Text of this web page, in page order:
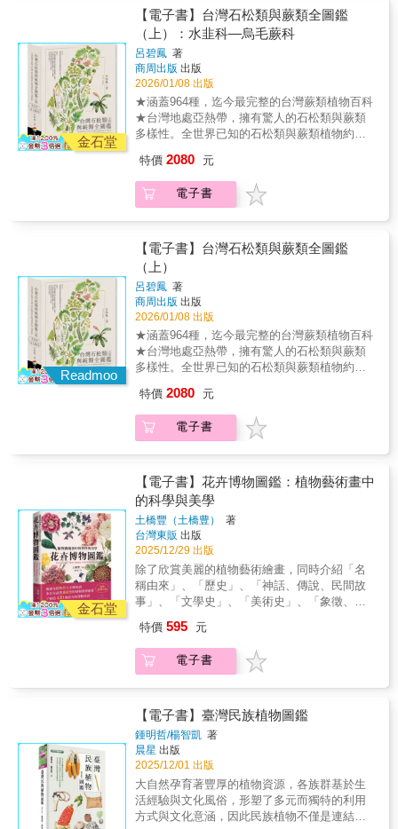
自己的影子擋住它們的陽光。──瑪麗．格里
賓、約翰．格里賓（Mary Gribbin, John
Gribbin），《花卉獵人》作者
書意義非凡的主題──生命即關係……這是一種
將生命視為共同體的概念，我們在其中可以找
到救贖。──《大西洋雜誌》作家 艾德．楊
（Ed Yong）哈思克這部有關生態研究的作品優
雅而細膩，其中描述了全球十二種樹木從古至
今的命運……讓我們得以進入生命共同體內
部，進行一趟精彩萬分的旅程。──《自然》期
刊《樹之歌》就像《森林祕境》一般，既是深
入的科學著述，也具有濃厚的抒情色彩與豐富
的想像力……哈思克意圖探索大自然萬物跨越
創更有智慧、更豐饒、更具適應力和創造力的
生命網絡。──英國《衛報》如果你想前往陌生
地域，深入了解一棵樹所能產生的影響，這本
（American Forests）從吉貝樹開始，我們透
過哈思克獨到的觀察，認識了世上各種迷人的
樹木……這是一部充滿智慧且具有說服力的作
品……它提醒我們萬物之間的連結，也讓我們
明白：我們可以藉著認識樹木──偉大的連結者
──所具有的智慧，了解自己以及我們在這個世
界的位置。──《明尼阿波利斯明星論壇報》
（The Minneapolis Star Tribune）哈思克有著
卡森（Rachel Carson）的《寂靜的春天》
（Silent Spring）和史蒂芬．傑伊．古爾德
（Stephen Jay Gould）的《壯麗的生命》
（Wonderful Life）一般，《樹之歌》的重要性
中各種錯綜複雜、互相關連的網絡、演化的縱
深與廣度，以及人類在這兩方面所產生的重大
影響。──《諾克斯維爾新聞前哨報》（The
Knoxville News Sentinel）大衛．喬治．哈思克
可能是當今最優秀的自然書寫作家。《樹之
歌》正是明證。此書引人入勝，充滿抒情意
味，而且蘊含了許多智慧，是一本不可錯過的
好書。──《落毒事件簿》作者 黛博拉．布魯姆
深具啟發性……哈思克在書中探究了萬物的連
結。他讓我們在認識樹木之餘，也了解了人
類。──《出版者週刊》哈思克在書中對枯樹分
解的過程、枝葉所發出的聲音，以及樹木萌芽
的方式，做了極其深刻的探討與思索……並以
的自然寫作。──《ALA書單》雜誌（ALA
Booklist）一本迷人的書，令人眼界大開……哈
思克明確傳達了一個很重要的訊息：我們是大
自然的一部分，我們和樹木共享這個環境，而
它們是我們生命中很重要的一部分。──《科克
斯書評》大衛．哈思克為聲音開啟了一個新的
面向，讓我們得以重新思考該如何看待人類存
發現它們的蹤跡，用汗水、用熱情記錄每一次
的相遇。世強的書寫，也是我們面對臺灣未來
生態環境的一面明鏡。—— 李松柏 《臺灣水
生植物圖鑑》作者與時間賽跑的溼地記錄者水
生植物是臺灣溼地生態的靈魂，卻也是最容易
被忽視的一群。面對棲地破碎化與外來種挑
戰，世強選擇了一條最艱辛的路：親身走入野
地，用鏡頭與時間賽跑。翻開這本書，每一張
野、細心觀察的結晶。許多植物在現今的環境
下這些極具價值的歷史紀錄。透過他引人入勝
的文字，彷彿能親臨現場，感受那份對自然的
深情告白。這份珍貴的生態記錄，提醒著我們
在美景消失前，學會如何愛護這些溼地上的綠
色瑰寶。—— 梁群健 幸福花園i手作 版主／臺
灣大學園藝暨景觀學系 博士為溼地刻劃的生命
曲線臺灣水生植物面臨棲地消失的嚴峻挑戰。
世強長年投入野外調查，透過反覆回訪同一地
點，詳實記錄植物與棲地隨時間的變化。本書
像是一部建立在長期觀察上的生命史，書中呈
現「上一次」與「這一次」的對照，讓讀者看
見池塘消失、水田轉作、棲地重現等動態過
生植物的時間軸，記錄著它們在環境變遷中的
真實處境。透過作者的文字與影像，我們得以
理解水生植物調查的實際樣貌，以及人與自然
丘站長
就出發！＝＝＝讚譽推薦＝＝＝歲月深耕—為
消逝的溼地留下見證天未亮便出發，沿著濕滑
的圳溝記錄植物分布，在霧氣瀰漫的河漫灘邊
逐一觀察……世強從最初的好奇逐漸發展為穩
定而持久的熱愛，他將這份熱情轉化為更具系
統性的研究能量。這本書集結了多年累積的豐
厚底蘊，一篇篇讀來，彷彿與他共同經歷了那
些跋山涉水的旅程，見證了這塊土地上水生植
物的美麗與哀愁。—— 曾彥學 農業部林業試驗
所 所長／中興大學森林學系 教授鐵漢柔情—如
水草般柔軟的心很難想像眼前這位外表粗獷的
男子，在對待水生植物、人與土地時卻有著一
顆像水草般柔軟而細膩的心。他用雙腳鍥而不
的相遇。世強的書寫，也是我們面對臺灣未來
生態環境的一面明鏡。—— 李松柏 《臺灣水
生植物圖鑑》作者與時間賽跑的溼地記錄者水
生植物是臺灣溼地生態的靈魂，卻也是最容易
被忽視的一群。面對棲地破碎化與外來種挑
戰，世強選擇了一條最艱辛的路：親身走入野
地，用鏡頭與時間賽跑。翻開這本書，每一張
驚艷的棲地照片背後，都是作者多年來深入荒
野、細心觀察的結晶。許多植物在現今的環境
中已難得一見，世強卻能以其專業的堅持，留
的文字，彷彿能親臨現場，感受那份對自然的
深情告白。這份珍貴的生態記錄，提醒著我們
在美景消失前，學會如何愛護這些溼地上的綠
灣大學園藝暨景觀學系 博士為溼地刻劃的生命
曲線臺灣水生植物面臨棲地消失的嚴峻挑戰。
世強長年投入野外調查，透過反覆回訪同一地
點，詳實記錄植物與棲地隨時間的變化。本書
像是一部建立在長期觀察上的生命史，書中呈
現「上一次」與「這一次」的對照，讓讀者看
見池塘消失、水田轉作、棲地重現等動態過
程。這些累積多年的野外筆記，拼湊出臺灣水
真實處境。透過作者的文字與影像，我們得以
理解水生植物調查的實際樣貌，以及人與自然
在時間中逐漸浮現的深刻連結。—— 趙建棣臺
行第九，因此在網路上以「九妹」自稱。小學
畢業後便離鄉至台北工作，直到多年後才再度
拾起書本，以半工半讀的方式完成空中商專的
學業。1996年，我因緣際會加入主婦聯盟自然
步道擔任綠人（解說員），並參與芝山岩文化
史跡公園的調查工作，那段時間是我初次接觸
蕨類。當時只是跟著前輩「看一種、學一
種」，並未系統性學習，即使已經認得200多種
來，那是一段既困難又有趣的歷程。或許是自
濡目染之下，培養出對植物的高度敏感，讓我
能很快進入狀況並持續累積知識。1997年，我
有幸成為陽明山國家公園的解說志工。10年
間，除了值勤，也和夥伴們在山林間學習、探
索，這段日子為往後的研究奠定了厚實基礎。
1999年自然步道協會成立，理事長林俶圭老師
開設了蕨類入門課程，我才真正認識到系統化
的學習方式。其後我擔任協會蕨類小組組長，
與大家一起出野外、辦讀書會，逐步建立起完
整的基礎概念。那時還沒有如今這般便利的圖
鑑與網路資源，所幸有郭城孟老師與其研究室
給予指導與協助，讓我養成「走過必留下名
錄」的習慣，也才有本書的分布圖。然而，我
的學習過程也遭遇不少瓶頸，一度萌生放棄之
念。2001年，我遇見了已故的牟善傑博士，改
變了這一切。他無私地協助鑑定標本，對於我
亦友的陪伴，重新點燃了我心中將熄的那把
火。牟博士英年早逝，我們之間僅有10餘年的
緣分，至今仍讓人惋惜。為了觀察特徵，我開
始採集蕨類羽片製作標本，最初僅供自己與讀
書會使用。一日偶然獲贈《台灣傑出的蕨類採
集者 王弼昭紀念集 (1953-1992)》，深受他對
蕨類的熱愛所感動。他在與其他老師的書信往
來中提到「標本是研究最重要的基礎」，殷切
期盼台灣蕨類研究能夠更上一層樓。這段文字
深深觸動了我，使我默默立下心願，想為台灣
存是一件耗時又耗力的事，放在家中難免受蟲
害。經牟博士分析與建議後，我決定將標本全
數捐贈予林業試驗所標本館典藏，也因此與林
儒雅的帶領下，研究室如同一個互助溫暖的大
家庭，是台灣近年蕨類研究蓬勃發展的重要力
量，培養了許多蕨類學者；因為有研究團隊的
協助和鼓勵，我才能一路走到今天。我以一個
業餘愛好者的角色，將30年來調查的1,400多條
步道名錄、記錄的物種資訊與拍攝的25萬張蕨
類影像整理於本書。全書採用PPG I後續修訂的
珍貴的資源。隨著開發壓力與園藝、藥用需求
擴大，不少具觀賞價值或藥效的種類正快速消
失。許多珍稀蕨類仍暴露在不受控制的風險
中，岌岌可危，亟需保育。作者以近30年的調
查、拍照及採集，進入深山老林，山巔水媚，
只為記錄台灣石松類與蕨類的傳奇寶庫，每一
幅影像、每一筆分布圖，新紀錄或新種的發
現，都訴說著數十年的軌跡。本書不僅是一本
植物圖鑑，更是一封寫給島嶼自然多樣性與生
態韌性的情書。【審訂】農業部林業試驗所前
學生命科學系名譽教授 王震哲《台灣原生蘭生
態觀察圖鑑》作者 余勝焜農業部林業試驗所所
長 曾彥學（依姓氏筆畫排序）【自序】我出生
行第九，因此在網路上以「九妹」自稱。小學
畢業後便離鄉至台北工作，直到多年後才再度
拾起書本，以半工半讀的方式完成空中商專的
學業。1996年，我因緣際會加入主婦聯盟自然
步道擔任綠人（解說員），並參與芝山岩文化
史跡公園的調查工作，那段時間是我初次接觸
蕨類。當時只是跟著前輩「看一種、學一
種」，並未系統性學習，即使已經認得200多種
來，那是一段既困難又有趣的歷程。或許是自
幼生長在四面環山的鄉間，植物無所不在，耳
濡目染之下，培養出對植物的高度敏感，讓我
能很快進入狀況並持續累積知識。1997年，我
有幸成為陽明山國家公園的解說志工。10年
間，除了值勤，也和夥伴們在山林間學習、探
索，這段日子為往後的研究奠定了厚實基礎。
1999年自然步道協會成立，理事長林俶圭老師
開設了蕨類入門課程，我才真正認識到系統化
的學習方式。其後我擔任協會蕨類小組組長，
與大家一起出野外、辦讀書會，逐步建立起完
整的基礎概念。那時還沒有如今這般便利的圖
鑑與網路資源，所幸有郭城孟老師與其研究室
給予指導與協助，讓我養成「走過必留下名
錄」的習慣，也才有本書的分布圖。然而，我
的學習過程也遭遇不少瓶頸，一度萌生放棄之
念。2001年，我遇見了已故的牟善傑博士，改
變了這一切。他無私地協助鑑定標本，對於我
亦友的陪伴，重新點燃了我心中將熄的那把
火。牟博士英年早逝，我們之間僅有10餘年的
緣分，至今仍讓人惋惜。為了觀察特徵，我開
始採集蕨類羽片製作標本，最初僅供自己與讀
書會使用。一日偶然獲贈《台灣傑出的蕨類採
集者 王弼昭紀念集 (1953-1992)》，深受他對
蕨類的熱愛所感動。他在與其他老師的書信往
金石堂
【電子書】台灣石松類與蕨類全圖鑑
（上）：水韭科—烏毛蕨科
呂碧鳳 著
商周出版 出版
2026/01/08 出版
★涵蓋964種，迄今最完整的台灣蕨類植物百科
★台灣地處亞熱帶，擁有驚人的石松類與蕨類
多樣性。全世界已知的石松類與蕨類植物約一
種，小小的台灣卻有超過900多種，其中約三分
之一為稀有或特有物種。從海岸林到高山冰河
遺跡地帶，複雜的地形與垂直氣候梯度，使這
珍貴的資源。隨著開發壓力與園藝、藥用需求
擴大，不少具觀賞價值或藥效的種類正快速消
失。許多珍稀蕨類仍暴露在不受控制的風險
中，岌岌可危，亟需保育。作者以近30年的調
查、拍照及採集，進入深山老林，山巔水媚，
只為記錄台灣石松類與蕨類的傳奇寶庫，每一
幅影像、每一筆分布圖，新紀錄或新種的發
現，都訴說著數十年的軌跡。本書不僅是一本
植物圖鑑，更是一封寫給島嶼自然多樣性與生
態韌性的情書。【審訂】農業部林業試驗所前
學生命科學系名譽教授 王震哲 《台灣原生蘭生
態觀察圖鑑》作者 余勝焜 農業部林業試驗所所
長 曾彥學 （依姓氏筆畫排序）【自序】我出生
行第九，因此在網路上以「九妹」自稱。小學
畢業後便離鄉至台北工作，直到多年後才再度
拾起書本，以半工半讀的方式完成空中商專的
學業。1996年，我因緣際會加入主婦聯盟自然
步道擔任綠人（解說員），並參與芝山岩文化
史跡公園的調查工作，那段時間是我初次接觸
蕨類。當時只是跟著前輩「看一種、學一
種」，並未系統性學習，即使已經認得200多種
來，那是一段既困難又有趣的歷程。或許是自
幼生長在四面環山的鄉間，植物無所不在，耳
濡目染之下，培養出對植物的高度敏感，讓我
能很快進入狀況並持續累積知識。1997年，我
有幸成為陽明山國家公園的解說志工。10年
間，除了值勤，也和夥伴們在山林間學習、探
索，這段日子為往後的研究奠定了厚實基礎。
1999年自然步道協會成立，理事長林俶圭老師
開設了蕨類入門課程，我才真正認識到系統化
的學習方式。其後我擔任協會蕨類小組組長，
與大家一起出野外、辦讀書會，逐步建立起完
整的基礎概念。那時還沒有如今這般便利的圖
鑑與網路資源，所幸有郭城孟老師與其研究室
特價 2080 元
電子書
Readmoo
【電子書】台灣石松類與蕨類全圖鑑
（上）
呂碧鳳 著
商周出版 出版
2026/01/08 出版
★涵蓋964種，迄今最完整的台灣蕨類植物百科
★台灣地處亞熱帶，擁有驚人的石松類與蕨類
多樣性。全世界已知的石松類與蕨類植物約一
種，小小的台灣卻有超過900多種，其中約三分
之一為稀有或特有物種。從海岸林到高山冰河
遺跡地帶，複雜的地形與垂直氣候梯度，使這
珍貴的資源。隨著開發壓力與園藝、藥用需求
擴大，不少具觀賞價值或藥效的種類正快速消
失。許多珍稀蕨類仍暴露在不受控制的風險
中，岌岌可危，亟需保育。作者以近30年的調
查、拍照及採集，進入深山老林，山巔水媚，
只為記錄台灣石松類與蕨類的傳奇寶庫，每一
幅影像、每一筆分布圖，新紀錄或新種的發
現，都訴說著數十年的軌跡。本書不僅是一本
植物圖鑑，更是一封寫給島嶼自然多樣性與生
態韌性的情書。【審訂】農業部林業試驗所前
學生命科學系名譽教授 王震哲 《台灣原生蘭生
態觀察圖鑑》作者 余勝焜 農業部林業試驗所所
長 曾彥學 （依姓氏筆畫排序）【自序】我出生
行第九，因此在網路上以「九妹」自稱。小學
畢業後便離鄉至台北工作，直到多年後才再度
拾起書本，以半工半讀的方式完成空中商專的
學業。1996年，我因緣際會加入主婦聯盟自然
步道擔任綠人（解說員），並參與芝山岩文化
史跡公園的調查工作，那段時間是我初次接觸
蕨類。當時只是跟著前輩「看一種、學一
特價 2080 元
電子書
金石堂
【電子書】花卉博物圖鑑：植物藝術畫中
的科學與美學
土橋豐（土橋豊）
著
台灣東販 出版
2025/12/29 出版
除了欣賞美麗的植物藝術繪畫，同時介紹「名
稱由來」、「歷史」、「神話、傳說、民間故
事」、「文學史」、「美術史」、「象徵、符
相關話題。關於植物藝術繪畫的刊載，原則上
是連種子等細小部位也沒有省略，將原著中刊
載的一切都如實刊出。透過精湛的印刷技術，
人瘋狂的花朵、純潔的象徵、雪滴、棲息於天
堂的鳥、風之花、花中之王、婦女的耳飾、月
亮的果實、日美親善的證明、藍色海浪、海洋
之露、太陽之眼、高貴女王……從植物學特徵
到文化、健康，約420種花卉的所有資訊都集結
於本書。
特價 595 元
電子書
【電子書】臺灣民族植物圖鑑
鍾明哲/楊智凱 著
晨星 出版
2025/12/01 出版
大自然孕育著豐厚的植物資源，各族群基於生
活經驗與文化風俗，形塑了多元而獨特的利用
方式與文化意涵，因此民族植物不僅是連結傳